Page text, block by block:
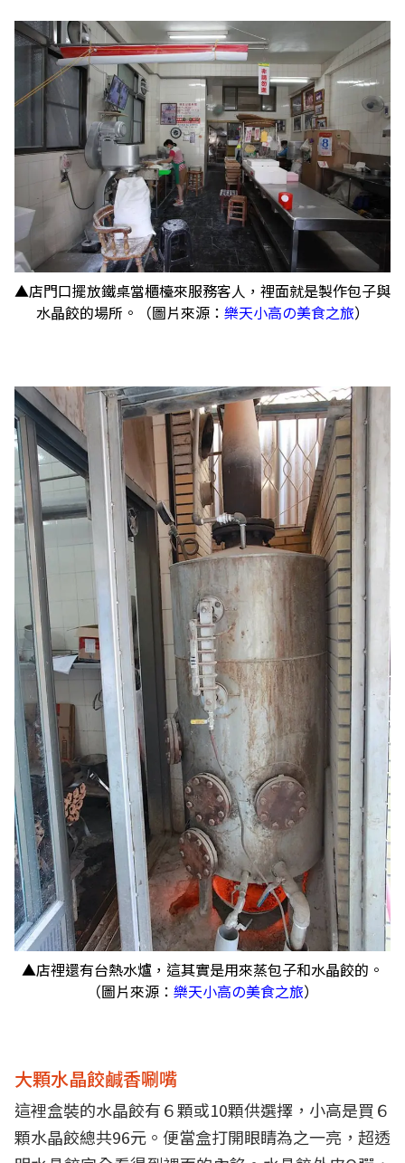
▲店門口擺放鐵桌當櫃檯來服務客人，裡面就是製作包子與
水晶餃的場所。（圖片來源： 樂天小高の美食之旅）
▲店裡還有台熱水爐，這其實是用來蒸包子和水晶餃的。
（圖片來源： 樂天小高の美食之旅）
大顆水晶餃鹹香唰嘴
這裡盒裝的水晶餃有６顆或10顆供選擇，小高是買６
顆水晶餃總共96元。便當盒打開眼睛為之一亮，超透